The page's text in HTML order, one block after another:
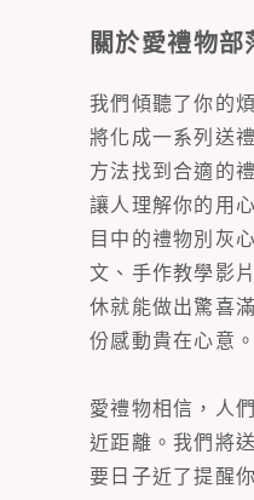
關於愛禮物部
我們傾聽了你的
將化成一系列送
方法找到合適的
讓人理解你的用
目中的禮物別灰
文、手作教學影
休就能做出驚喜
份感動貴在心意。
愛禮物相信，人
近距離。我們將
要日子近了提醒